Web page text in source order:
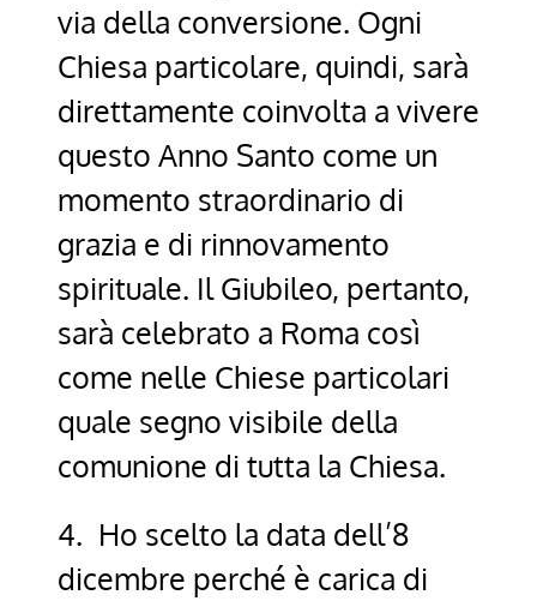
via della conversione. Ogni
Chiesa particolare, quindi, sarà
direttamente coinvolta a vivere
questo Anno Santo come un
momento straordinario di
grazia e di rinnovamento
spirituale. Il Giubileo, pertanto,
sarà celebrato a Roma così
come nelle Chiese particolari
quale segno visibile della
comunione di tutta la Chiesa.
4. Ho scelto la data dell’8
dicembre perché è carica di